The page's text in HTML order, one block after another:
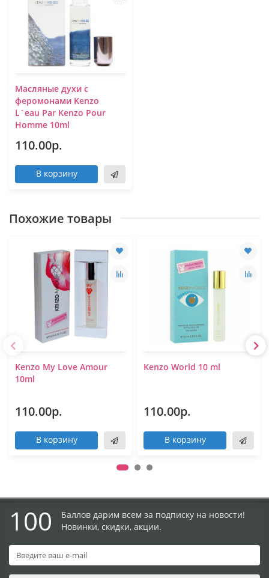
Масляные духи с
феромонами Kenzo
L`eau Par Kenzo Pour
Homme 10ml
110.00р.
В корзину
Похожие товары
Kenzo My Love Amour
10ml
110.00р.
В корзину
Kenzo World 10 ml
110.00р.
В корзину
100
Баллов дарим всем за подписку на новости!
Новинки, скидки, акции.